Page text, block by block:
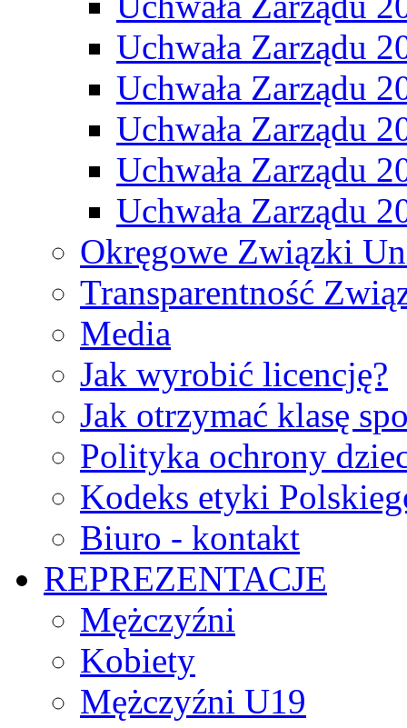
Uchwała Zarządu
Uchwała Zarządu
Uchwała Zarządu
Uchwała Zarządu
Uchwała Zarządu
Okręgowe Związki
Transparentność
Media
Jak wyrobić licencję?
Jak otrzymać klasę
Polityka ochrony
Kodeks etyki
Biuro - kontakt
REPREZENTACJE
Mężczyźni
Kobiety
Mężczyźni U19